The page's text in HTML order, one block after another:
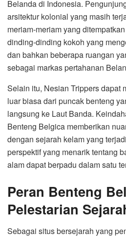
Belanda di Indonesia.
arsitektur kolonial yang masih
meriam-meriam yang
dinding-dinding kokoh yang
dan bahkan beberapa ruangan
sebagai markas pertahanan
Selain itu, Nesian Trippers dapat
luar biasa dari puncak benteng
langsung ke Laut Banda.
Benteng Belgica memberikan
dengan sejarah kelam yang
perspektif yang menarik tentang
alam dapat berpadu dalam satu
Peran Benteng
Pelestarian
Sebagai situs bersejarah yang